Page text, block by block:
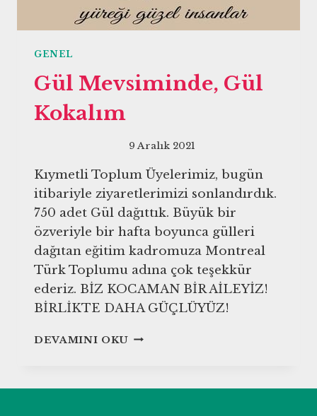
GENEL
Gül Mevsiminde, Gül
Kokalım
9 Aralık 2021
Kıymetli Toplum Üyelerimiz, bugün
itibariyle ziyaretlerimizi sonlandırdık.
750 adet Gül dağıttık. Büyük bir
özveriyle bir hafta boyunca gülleri
dağıtan eğitim kadromuza Montreal
Türk Toplumu adına çok teşekkür
ederiz. BİZ KOCAMAN BİR AİLEYİZ!
BİRLİKTE DAHA GÜÇLÜYÜZ!
DEVAMINI OKU GÜL